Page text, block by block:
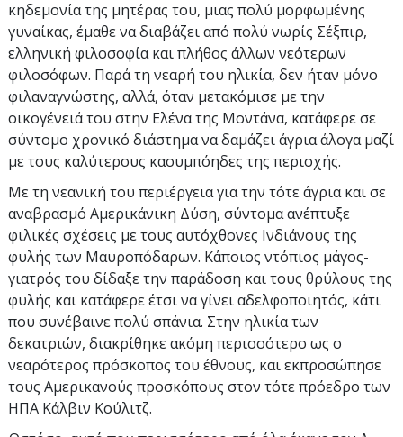
κηδεμονία της μητέρας του, μιας πολύ μορφωμένης
γυναίκας, έμαθε να διαβάζει από πολύ νωρίς Σέξπιρ,
ελληνική φιλοσοφία και πλήθος άλλων νεότερων
φιλοσόφων. Παρά τη νεαρή του ηλικία, δεν ήταν μόνο
φιλαναγνώστης, αλλά, όταν μετακόμισε με την
οικογένειά του στην Ελένα της Μοντάνα, κατάφερε σε
σύντομο χρονικό διάστημα να δαμάζει άγρια άλογα μαζί
με τους καλύτερους καουμπόηδες της περιοχής.
Με τη νεανική του περιέργεια για την τότε άγρια και σε
αναβρασμό Αμερικάνικη Δύση, σύντομα ανέπτυξε
φιλικές σχέσεις με τους αυτόχθονες Ινδιάνους της
φυλής των Μαυροπόδαρων. Κάποιος ντόπιος μάγος-
γιατρός του δίδαξε την παράδοση και τους θρύλους της
φυλής και κατάφερε έτσι να γίνει αδελφοποιητός, κάτι
που συνέβαινε πολύ σπάνια. Στην ηλικία των
δεκατριών, διακρίθηκε ακόμη περισσότερο ως ο
νεαρότερος πρόσκοπος του έθνους, και εκπροσώπησε
τους Αμερικανούς προσκόπους στον τότε πρόεδρο των
ΗΠΑ Κάλβιν Κούλιτζ.